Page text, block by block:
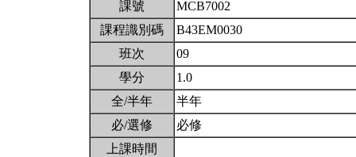
課號
MCB7002
課程識別碼
B43EM0030
班次
09
學分
1.0
全/半年
半年
必/選修
必修
上課時間